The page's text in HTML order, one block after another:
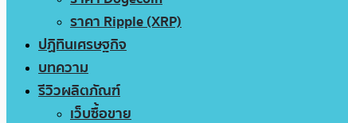
ราคา Ripple (XRP)
ปฏิทินเศรษฐกิจ
บทความ
รีวิวผลิตภัณฑ์
เว็บซื้อขาย